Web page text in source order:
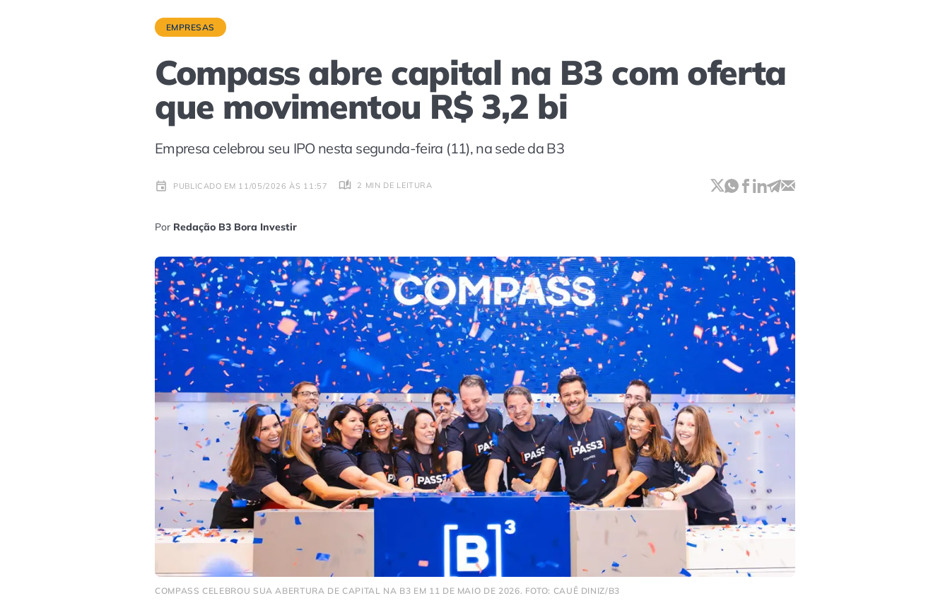
EMPRESAS
Compass abre capital na B3 com oferta
que movimentou R$ 3,2 bi
Empresa celebrou seu IPO nesta segunda-feira (11), na sede da B3
PUBLICADO EM 11/05/2026 ÀS 11:57 2 MIN DE LEITURA
Por Redação B3 Bora Investir
COMPASS CELEBROU SUA ABERTURA DE CAPITAL NA B3 EM 11 DE MAIO DE 2026. FOTO: CAUÊ DINIZ/B3